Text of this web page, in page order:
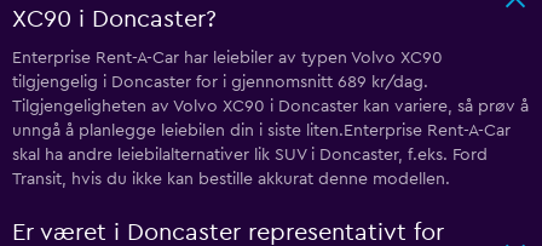
XC90 i Doncaster?
Enterprise Rent-A-Car har leiebiler av typen Volvo XC90
tilgjengelig i Doncaster for i gjennomsnitt 689 kr/dag.
Tilgjengeligheten av Volvo XC90 i Doncaster kan variere, så prøv å
unngå å planlegge leiebilen din i siste liten.Enterprise Rent-A-Car
skal ha andre leiebilalternativer lik SUV i Doncaster, f.eks. Ford
Transit, hvis du ikke kan bestille akkurat denne modellen.
Er været i Doncaster representativt for